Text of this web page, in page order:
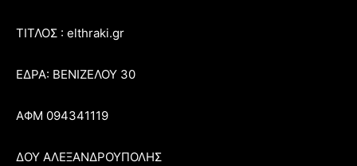
ΤΙΤΛΟΣ : elthraki.gr
ΕΔΡΑ: ΒΕΝΙΖΕΛΟΥ 30
ΑΦΜ 094341119
ΔΟΥ ΑΛΕΞΑΝΔΡΟΥΠΟΛΗΣ